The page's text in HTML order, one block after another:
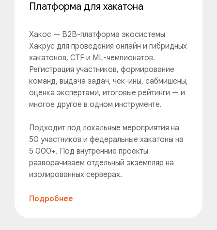
Платформа для хакатона
Хакос — B2B-платформа экосистемы
Хакрус для проведения онлайн и гибридных
хакатонов, CTF и ML-чемпионатов.
Регистрация участников, формирование
команд, выдача задач, чек-ины, сабмишены,
оценка экспертами, итоговые рейтинги — и
многое другое в одном инструменте.
Подходит под локальные мероприятия на
50 участников и федеральные хакатоны на
5 000+. Под внутренние проекты
разворачиваем отдельный экземпляр на
изолированных серверах.
Подробнее